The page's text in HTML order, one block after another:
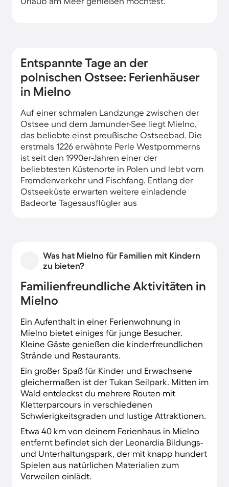
Entspannte Tage an der
polnischen Ostsee: Ferienhäuser
in Mielno
Auf einer schmalen Landzunge zwischen der
Ostsee und dem Jamunder-See liegt Mielno,
das beliebte einst preußische Ostseebad. Die
erstmals 1226 erwähnte Perle Westpommerns
ist seit den 1990er-Jahren einer der
beliebtesten Küstenorte in Polen und lebt vom
Fremdenverkehr und Fischfang. Entlang der
Ostseeküste erwarten weitere einladende
Badeorte Tagesausflügler aus
einzigartigem feinstem Quarzsand und
unternimmst entlang der Uferpromenade
gibt es viel zu sehen. Abseits des Strandlebens
bietet die durch die Nähe zum 12 km
Sehenswürdigkeiten und Ausflugsziele.
Was hat Mielno für Familien mit Kindern
zu bieten?
Familienfreundliche Aktivitäten in
Mielno
Ein Aufenthalt in einer Ferienwohnung in
Mielno bietet einiges für junge Besucher.
Kleine Gäste genießen die kinderfreundlichen
Strände und Restaurants.
Ein großer Spaß für Kinder und Erwachsene
gleichermaßen ist der Tukan Seilpark. Mitten im
Wald entdeckst du mehrere Routen mit
Kletterparcours in verschiedenen
Schwierigkeitsgraden und lustige Attraktionen.
Etwa 40 km von deinem Ferienhaus in Mielno
entfernt befindet sich der Leonardia Bildungs-
und Unterhaltungspark, der mit knapp hundert
Spielen aus natürlichen Materialien zum
Verweilen einlädt.